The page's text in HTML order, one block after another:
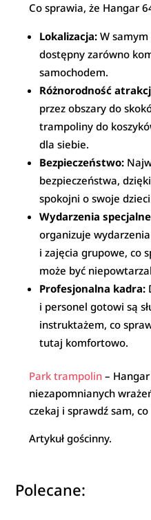
Co sprawia, że Hangar
Lokalizacja:W
dostępny zarówno
samochodem.
Różnorodność
przez obszary do
trampoliny do
dla siebie.
Bezpieczeństwo:
bezpieczeństwa,
spokojni o swoje
Wydarzenia
organizuje
i zajęcia grupowe, co
może być
Profesjonalna kadra:
i personel gotowi są
instruktażem, co
tutaj komfortowo.
Park trampolin –
niezapomnianych
czekaj i sprawdź sam,
Artykuł gościnny.
Polecane: